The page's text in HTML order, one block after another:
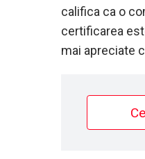
califica ca o
certificarea
mai apreciate